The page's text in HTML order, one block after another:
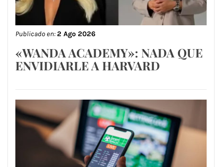
Publicado en:2 Ago 2026
«WANDA ACADEMY»: NADA QUE
ENVIDIARLE A HARVARD